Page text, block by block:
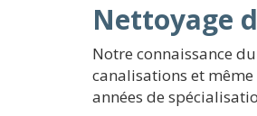
Nettoyage
Notre connaissance
canalisations et
années de